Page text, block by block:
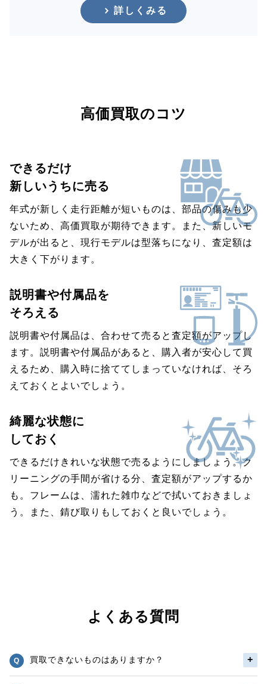
詳しくみる
高価買取のコツ
できるだけ
新しいうちに売る
年式が新しく走行距離が短いものは、部品の傷みも少
ないため、高価買取が期待できます。また、新しいモ
デルが出ると、現行モデルは型落ちになり、査定額は
大きく下がります。
説明書や付属品を
そろえる
説明書や付属品は、合わせて売ると査定額がアップし
ます。説明書や付属品があると、購入者が安心して買
えるため、購入時に捨ててしまっていなければ、そろ
えておくとよいでしょう。
綺麗な状態に
しておく
できるだけきれいな状態で売るようにしましょう。ク
リーニングの手間が省ける分、査定額がアップするか
も。フレームは、濡れた雑巾などで拭いておきましょ
う。また、錆び取りもしておくと良いでしょう。
よくある質問
買取できないものはありますか？